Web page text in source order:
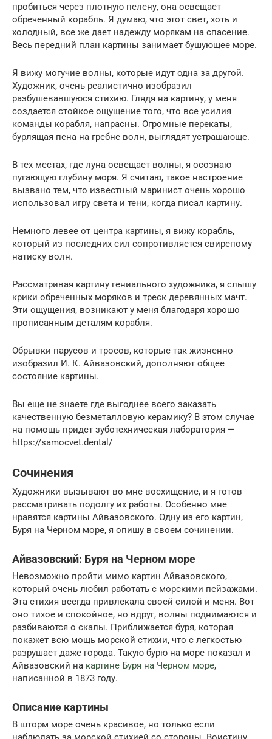
пробиться через плотную пелену, она освещает
обреченный корабль. Я думаю, что этот свет, хоть и
холодный, все же дает надежду морякам на спасение.
Весь передний план картины занимает бушующее море.
Я вижу могучие волны, которые идут одна за другой.
Художник, очень реалистично изобразил
разбушевавшуюся стихию. Глядя на картину, у меня
создается стойкое ощущение того, что все усилия
команды корабля, напрасны. Огромные перекаты,
бурлящая пена на гребне волн, выглядят устрашающе.
В тех местах, где луна освещает волны, я осознаю
пугающую глубину моря. Я считаю, такое настроение
вызвано тем, что известный маринист очень хорошо
использовал игру света и тени, когда писал картину.
Немного левее от центра картины, я вижу корабль,
который из последних сил сопротивляется свирепому
натиску волн.
Рассматривая картину гениального художника, я слышу
крики обреченных моряков и треск деревянных мачт.
Эти ощущения, возникают у меня благодаря хорошо
прописанным деталям корабля.
Обрывки парусов и тросов, которые так жизненно
изобразил И. К. Айвазовский, дополняют общее
состояние картины.
Вы еще не знаете где выгоднее всего заказать
качественную безметалловую керамику? В этом случае
на помощь придет зуботехническая лаборатория —
https://samocvet.dental/
Сочинения
Художники вызывают во мне восхищение, и я готов
рассматривать подолгу их работы. Особенно мне
нравятся картины Айвазовского. Одну из его картин,
Буря на Черном море, я опишу в своем сочинении.
Айвазовский: Буря на Черном море
Невозможно пройти мимо картин Айвазовского,
который очень любил работать с морскими пейзажами.
Эта стихия всегда привлекала своей силой и меня. Вот
оно тихое и спокойное, но вдруг, волны поднимаются и
разбиваются о скалы. Приближается буря, которая
покажет всю мощь морской стихии, что с легкостью
разрушает даже города. Такую бурю на море показал и
Айвазовский на картине Буря на Черном море,
написанной в 1873 году.
Описание картины
В шторм море очень красивое, но только если